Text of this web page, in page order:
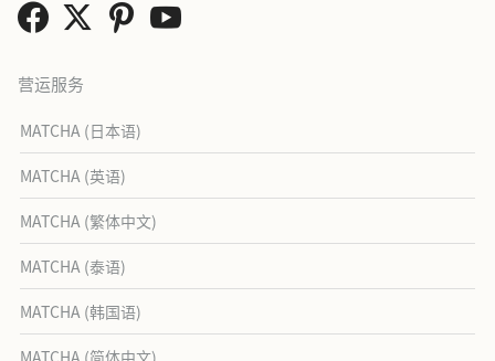
营运服务
MATCHA (日本语)
MATCHA (英语)
MATCHA (繁体中文)
MATCHA (泰语)
MATCHA (韩国语)